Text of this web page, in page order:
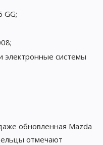
GG;
электронные системы
обновленная Mazda
отмечают